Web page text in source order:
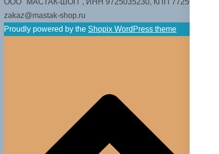
ООО "МАСТАК-ШОП", ИНН 9725035230, КПП 772501001.
zakaz@mastak-shop.ru
Proudly powered by the Shopix WordPress theme